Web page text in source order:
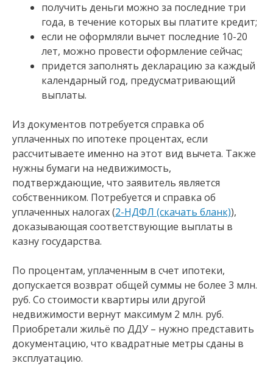
получить деньги можно за последние три
года, в течение которых вы платите кредит;
если не оформляли вычет последние 10-20
лет, можно провести оформление сейчас;
придется заполнять декларацию за каждый
календарный год, предусматривающий
выплаты.
Из документов потребуется справка об
уплаченных по ипотеке процентах, если
рассчитываете именно на этот вид вычета. Также
нужны бумаги на недвижимость,
подтверждающие, что заявитель является
собственником. Потребуется и справка об
уплаченных налогах (2-НДФЛ (скачать бланк)),
доказывающая соответствующие выплаты в
казну государства.
По процентам, уплаченным в счет ипотеки,
допускается возврат общей суммы не более 3 млн.
руб. Со стоимости квартиры или другой
недвижимости вернут максимум 2 млн. руб.
Приобретали жильё по ДДУ – нужно представить
документацию, что квадратные метры сданы в
эксплуатацию.